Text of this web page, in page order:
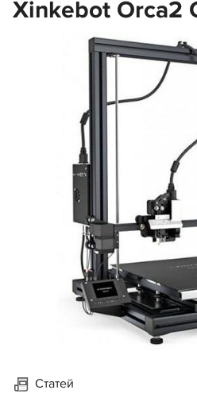
Xinkebot Orca2
Статей